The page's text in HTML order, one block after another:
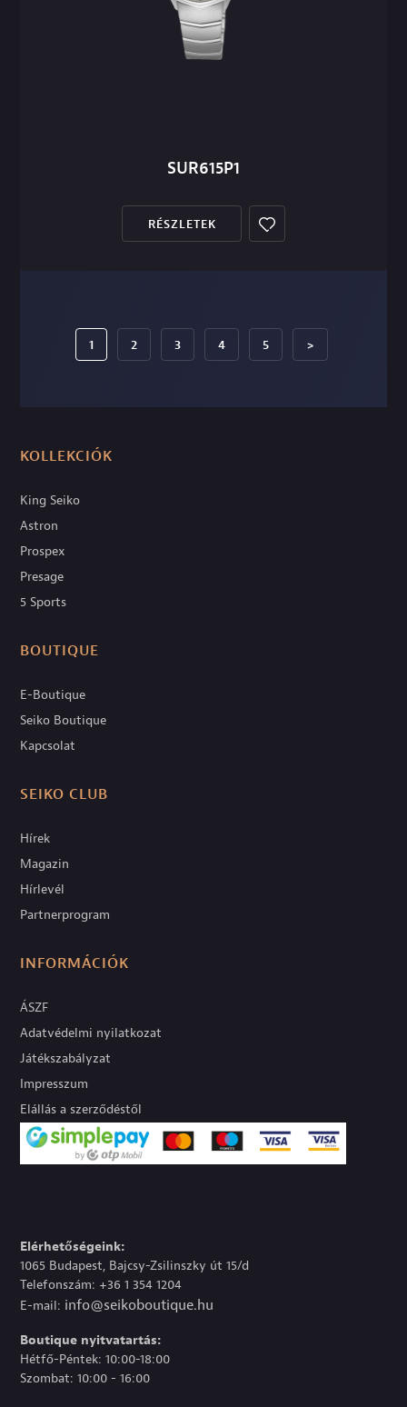
SUR615P1
RÉSZLETEK
1 2 3 4 5 >
KOLLEKCIÓK
King Seiko
Astron
Prospex
Presage
5 Sports
BOUTIQUE
E-Boutique
Seiko Boutique
Kapcsolat
SEIKO CLUB
Hírek
Magazin
Hírlevél
Partnerprogram
INFORMÁCIÓK
ÁSZF
Adatvédelmi nyilatkozat
Játékszabályzat
Impresszum
Elállás a szerződéstől
Elérhetőségeink:
1065 Budapest, Bajcsy-Zsilinszky út 15/d
Telefonszám: +36 1 354 1204
E-mail: info@seikoboutique.hu
Boutique nyitvatartás:
Hétfő-Péntek: 10:00-18:00
Szombat: 10:00 - 16:00